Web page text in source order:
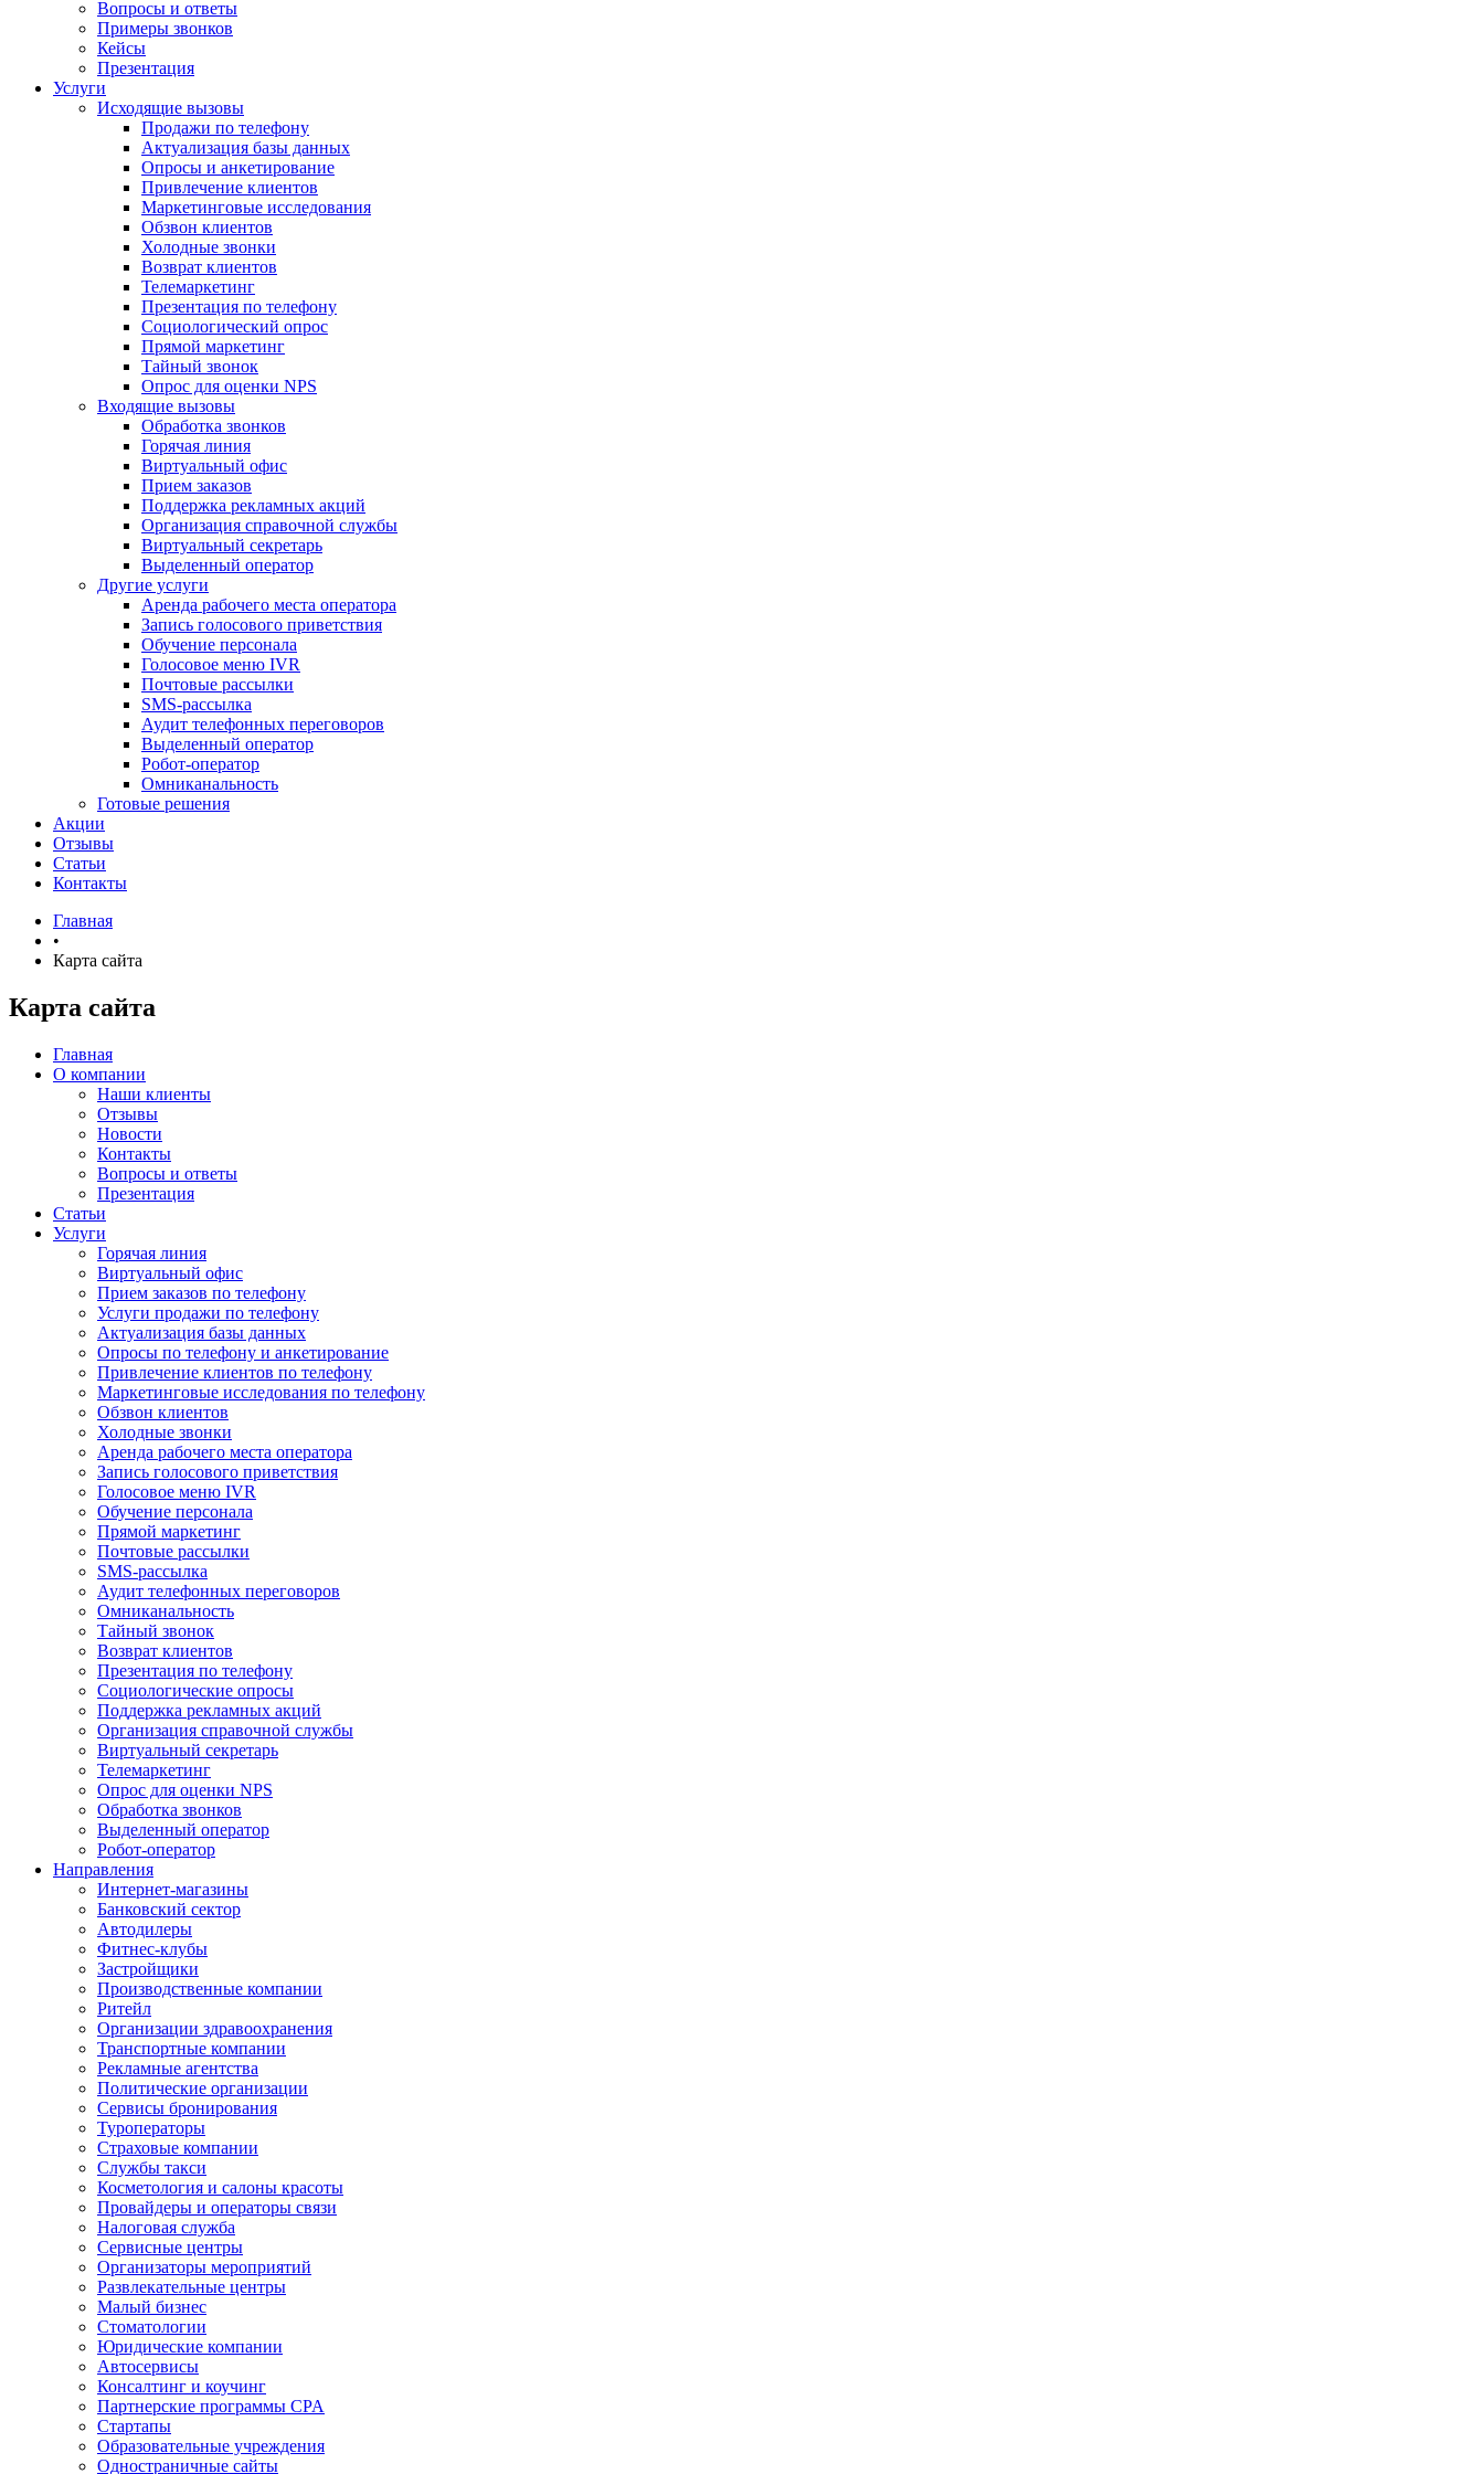
Вопросы и ответы
Примеры звонков
Кейсы
Презентация
Услуги
Исходящие вызовы
Продажи по телефону
Актуализация базы данных
Опросы и анкетирование
Привлечение клиентов
Маркетинговые исследования
Обзвон клиентов
Холодные звонки
Возврат клиентов
Телемаркетинг
Презентация по телефону
Социологический опрос
Прямой маркетинг
Тайный звонок
Опрос для оценки NPS
Входящие вызовы
Обработка звонков
Горячая линия
Виртуальный офис
Прием заказов
Поддержка рекламных акций
Организация справочной службы
Виртуальный секретарь
Выделенный оператор
Другие услуги
Аренда рабочего места оператора
Запись голосового приветствия
Обучение персонала
Голосовое меню IVR
Почтовые рассылки
SMS-рассылка
Аудит телефонных переговоров
Выделенный оператор
Робот-оператор
Омниканальность
Готовые решения
Акции
Отзывы
Статьи
Контакты
Главная
•
Карта сайта
Карта сайта
Главная
О компании
Наши клиенты
Отзывы
Новости
Контакты
Вопросы и ответы
Презентация
Статьи
Услуги
Горячая линия
Виртуальный офис
Прием заказов по телефону
Услуги продажи по телефону
Актуализация базы данных
Опросы по телефону и анкетирование
Привлечение клиентов по телефону
Маркетинговые исследования по телефону
Обзвон клиентов
Холодные звонки
Аренда рабочего места оператора
Запись голосового приветствия
Голосовое меню IVR
Обучение персонала
Прямой маркетинг
Почтовые рассылки
SMS-рассылка
Аудит телефонных переговоров
Омниканальность
Тайный звонок
Возврат клиентов
Презентация по телефону
Социологические опросы
Поддержка рекламных акций
Организация справочной службы
Виртуальный секретарь
Телемаркетинг
Опрос для оценки NPS
Обработка звонков
Выделенный оператор
Робот-оператор
Направления
Интернет-магазины
Банковский сектор
Автодилеры
Фитнес-клубы
Застройщики
Производственные компании
Ритейл
Организации здравоохранения
Транспортные компании
Рекламные агентства
Политические организации
Сервисы бронирования
Туроператоры
Страховые компании
Службы такси
Косметология и салоны красоты
Провайдеры и операторы связи
Налоговая служба
Сервисные центры
Организаторы мероприятий
Развлекательные центры
Малый бизнес
Стоматологии
Юридические компании
Автосервисы
Консалтинг и коучинг
Партнерские программы CPA
Стартапы
Образовательные учреждения
Одностраничные сайты